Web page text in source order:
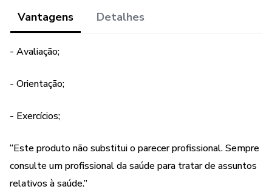
Vantagens Detalhes
- Avaliação;
- Orientação;
- Exercícios;
“Este produto não substitui o parecer profissional. Sempre
consulte um profissional da saúde para tratar de assuntos
relativos à saúde.”